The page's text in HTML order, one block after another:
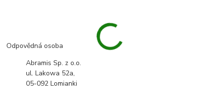
Odpovědná osoba
Abramis Sp. z o.o.
ul. Lakowa 52a,
05-092 Lomianki